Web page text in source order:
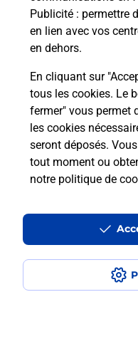
Publicité : permettre
en lien avec vos
en dehors.
En cliquant sur
tous les cookies. Le
fermer" vous permet
les cookies
seront déposés.
tout moment ou
notre politique de
TABAC PRESSE EPICERIE
Accessibilité :
Conditions contractuelles
Mentions légales